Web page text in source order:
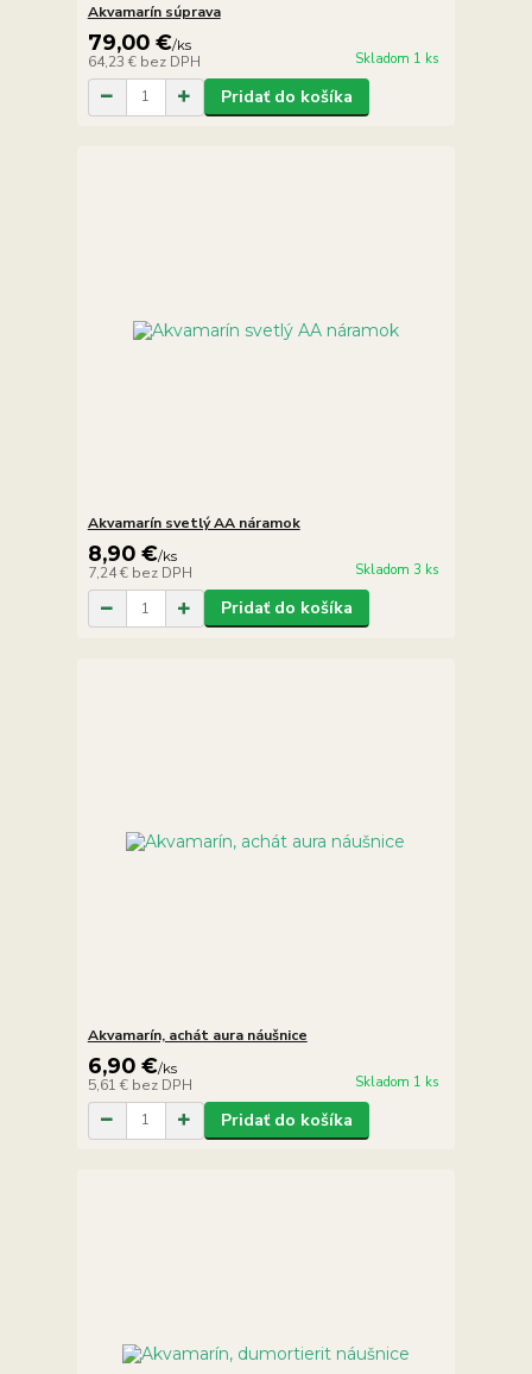
Akvamarín súprava
79,00 €/ks
64,23 € bez DPH Skladom 1 ks
Pridať do košíka
Akvamarín svetlý AA náramok
8,90 €/ks
7,24 € bez DPH Skladom 3 ks
Pridať do košíka
Akvamarín, achát aura náušnice
6,90 €/ks
5,61 € bez DPH Skladom 1 ks
Pridať do košíka